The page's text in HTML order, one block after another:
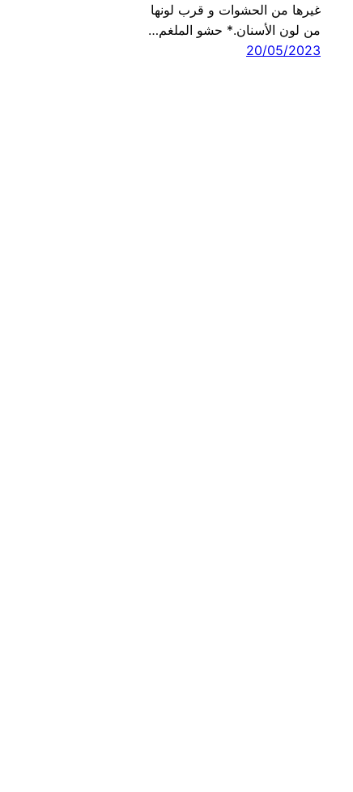
غيرها من الحشوات و قرب لونها
من لون الأسنان.* حشو الملغم…
20/05/2023